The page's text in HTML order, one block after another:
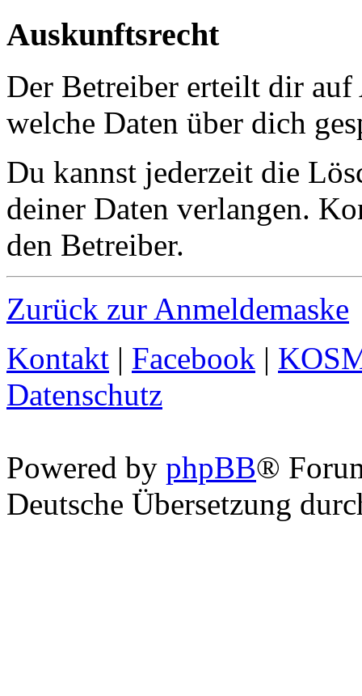
Auskunftsrecht
Der Betreiber erteilt dir
welche Daten über dich
Du kannst jederzeit die
deiner Daten verlangen.
den Betreiber.
Zurück zur Anmeldemaske
Kontakt | Facebook |
Datenschutz
Powered by phpBB®
Deutsche Übersetzung